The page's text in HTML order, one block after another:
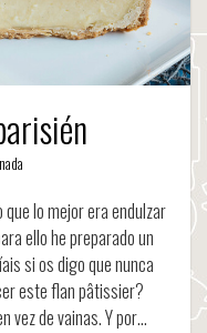
que lo mejor era endulzar
ello he preparado un
si os digo que nunca
este flan pâtissier?
vez de vainas. Y por…